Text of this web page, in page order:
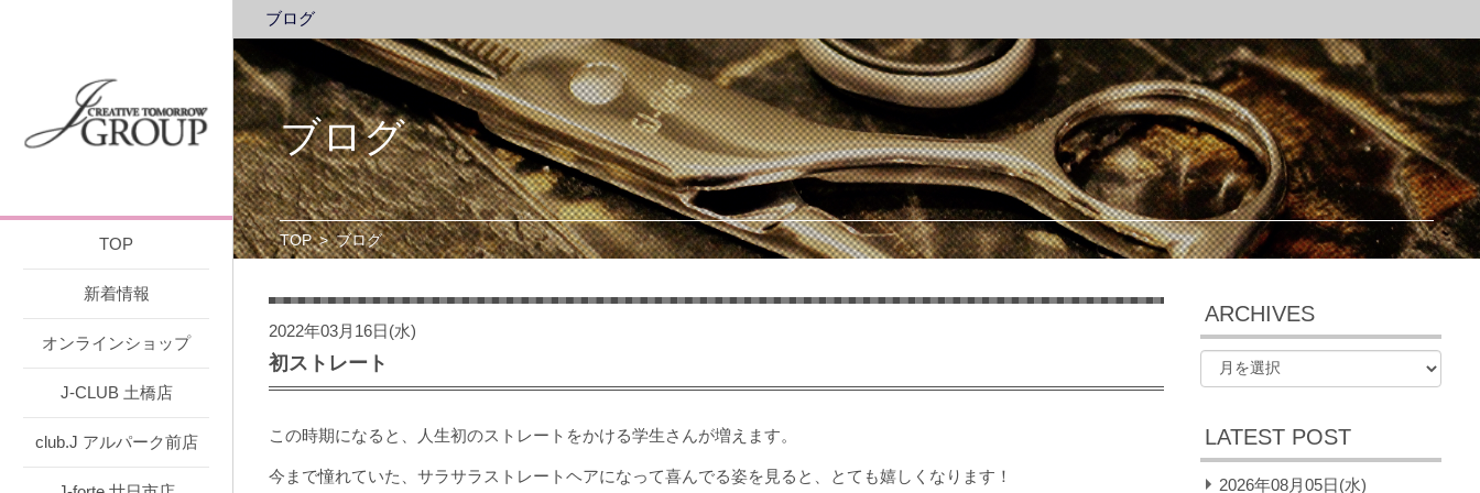
TOP
新着情報
オンラインショップ
J-CLUB 土橋店
club.J アルパーク前店
ブログ
ブログ
TOP>ブログ
2022年03月16日(水)
初ストレート
この時期になると、人生初のストレートをかける学生さんが増えます。
今まで憧れていた、サラサラストレートヘアになって喜んでる姿を見ると、とても嬉しくなります！
ARCHIVES
LATEST POST
2026年08月05日(水)